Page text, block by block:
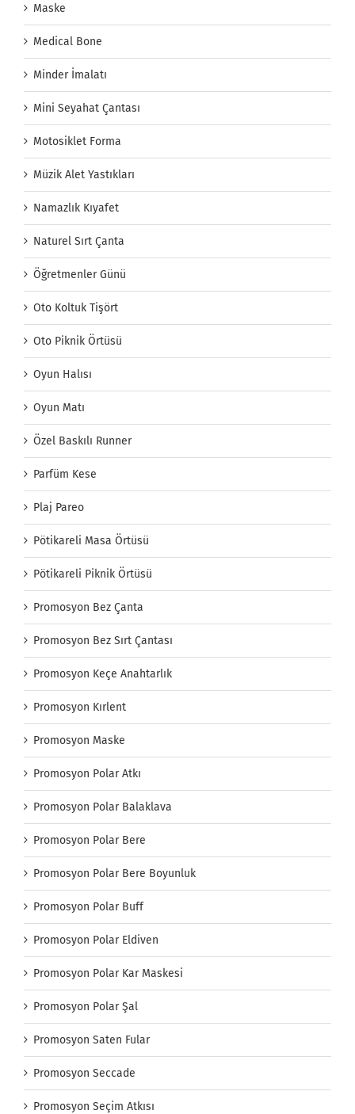
Maske
Medical Bone
Minder İmalatı
Mini Seyahat Çantası
Motosiklet Forma
Müzik Alet Yastıkları
Namazlık Kıyafet
Naturel Sırt Çanta
Öğretmenler Günü
Oto Koltuk Tişört
Oto Piknik Örtüsü
Oyun Halısı
Oyun Matı
Özel Baskılı Runner
Parfüm Kese
Plaj Pareo
Pötikareli Masa Örtüsü
Pötikareli Piknik Örtüsü
Promosyon Bez Çanta
Promosyon Bez Sırt Çantası
Promosyon Keçe Anahtarlık
Promosyon Kırlent
Promosyon Maske
Promosyon Polar Atkı
Promosyon Polar Balaklava
Promosyon Polar Bere
Promosyon Polar Bere Boyunluk
Promosyon Polar Buff
Promosyon Polar Eldiven
Promosyon Polar Kar Maskesi
Promosyon Polar Şal
Promosyon Saten Fular
Promosyon Seccade
Promosyon Seçim Atkısı